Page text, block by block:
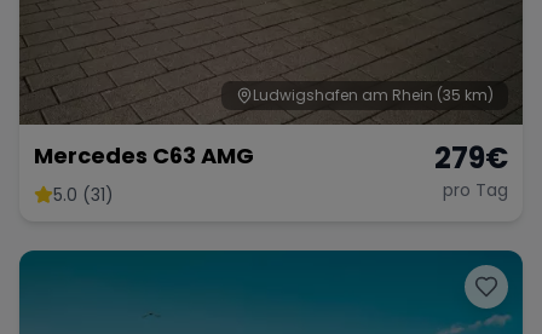
Ludwigshafen am Rhein (35 km)
Mercedes C63 AMG
5.0 (31)
279€
pro Tag